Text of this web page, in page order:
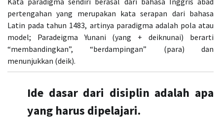
pertengahan yang merupakan kata serapan dari bahasa
Latin pada tahun 1483, artinya paradigma adalah pola atau
model; Paradeigma Yunani (yang + deiknunai) berarti
“membandingkan”, “berdampingan” (para) dan
menunjukkan (deik).
Ide dasar dari disiplin adalah apa
yang harus dipelajari.